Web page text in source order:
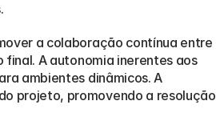
a colaboração contínua entre
A autonomia inerentes aos
ambientes dinâmicos. A
projeto, promovendo a resolução